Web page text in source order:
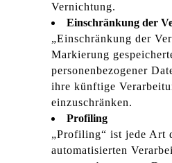
Vernichtung.
Einschränkung der
„Einschränkung der
Markierung
personenbezogener
ihre künftige
einzuschränken.
Profiling
„Profiling“ ist jede Art
automatisierten